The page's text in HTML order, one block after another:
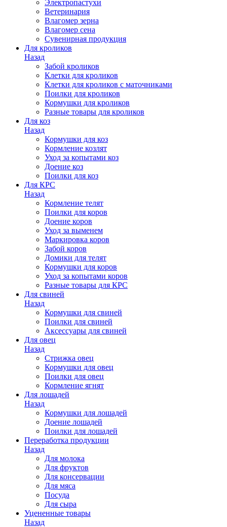
Электропастухи
Ветеринария
Влагомер зерна
Влагомер сена
Сувенирная продукция
Для кроликов
Назад
Забой кроликов
Клетки для кроликов
Клетки для кроликов с маточниками
Поилки для кроликов
Кормушки для кроликов
Разные товары для кроликов
Для коз
Назад
Кормушки для коз
Кормление козлят
Уход за копытами коз
Доение коз
Поилки для коз
Для КРС
Назад
Кормление телят
Поилки для коров
Доение коров
Уход за выменем
Маркировка коров
Забой коров
Домики для телят
Кормушки для коров
Уход за копытами коров
Разные товары для КРС
Для свиней
Назад
Кормушки для свиней
Поилки для свиней
Аксессуары для свиней
Для овец
Назад
Стрижка овец
Кормушки для овец
Поилки для овец
Кормление ягнят
Для лошадей
Назад
Кормушки для лошадей
Доение лошадей
Поилки для лошадей
Переработка продукции
Назад
Для молока
Для фруктов
Для консервации
Для мяса
Посуда
Для сыра
Уцененные товары
Назад